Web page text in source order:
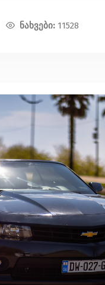
ნახვები: 11528